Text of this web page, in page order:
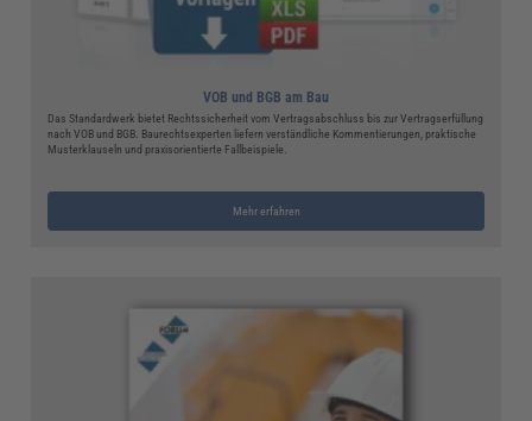
VOB und BGB am Bau
Das Standardwerk bietet Rechtssicherheit vom Vertragsabschluss bis zur Vertragserfüllung
nach VOB und BGB. Baurechtsexperten liefern verständliche Kommentierungen, praktische
Musterklauseln und praxisorientierte Fallbeispiele.
Mehr erfahren